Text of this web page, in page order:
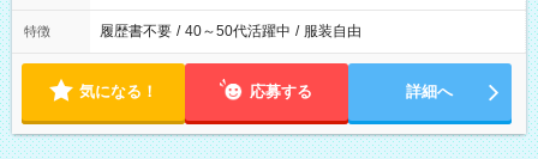
特徴 履歴書不要 / 40～50代活躍中 / 服装自由
気になる！ 応募する 詳細へ